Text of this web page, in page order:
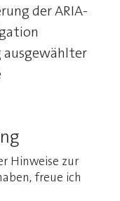
der ARIA-
Hinweise zur
freue ich